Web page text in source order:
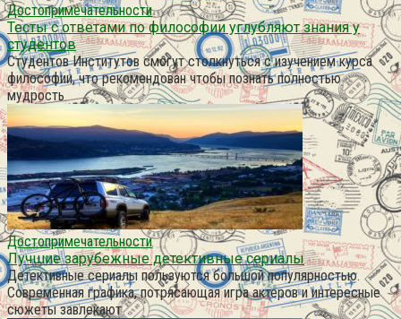
Достопримечательности
Тесты с ответами по философии углубляют знания у
студентов
Студентов Институтов смогут столкнуться с изучением курса
философии, что рекомендован чтобы познать полностью
мудрость
Достопримечательности
Лучшие зарубежные детективные сериалы
Детективные сериалы пользуются большой популярностью.
Современная графика, потрясающая игра актеров и интересные
сюжеты завлекают